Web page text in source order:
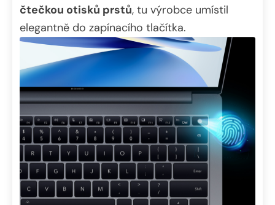
čtečkou otisků prstů, tu výrobce umístil
elegantně do zapínacího tlačítka.